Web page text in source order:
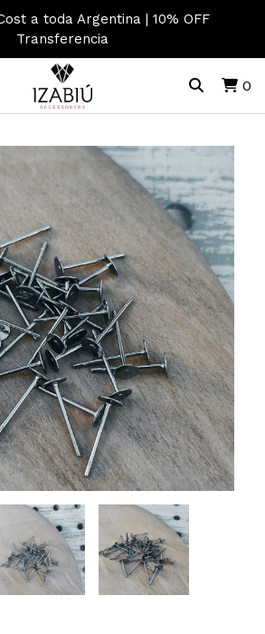
a toda Argentina | 10% OFF
Transferencia
0